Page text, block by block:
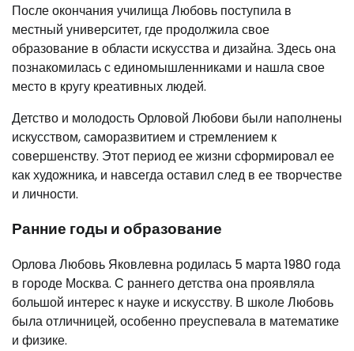
После окончания училища Любовь поступила в
местный университет, где продолжила свое
образование в области искусства и дизайна. Здесь она
познакомилась с единомышленниками и нашла свое
место в кругу креативных людей.
Детство и молодость Орловой Любови были наполнены
искусством, саморазвитием и стремлением к
совершенству. Этот период ее жизни сформировал ее
как художника, и навсегда оставил след в ее творчестве
и личности.
Ранние годы и образование
Орлова Любовь Яковлевна родилась 5 марта 1980 года
в городе Москва. С раннего детства она проявляла
большой интерес к науке и искусству. В школе Любовь
была отличницей, особенно преуспевала в математике
и физике.